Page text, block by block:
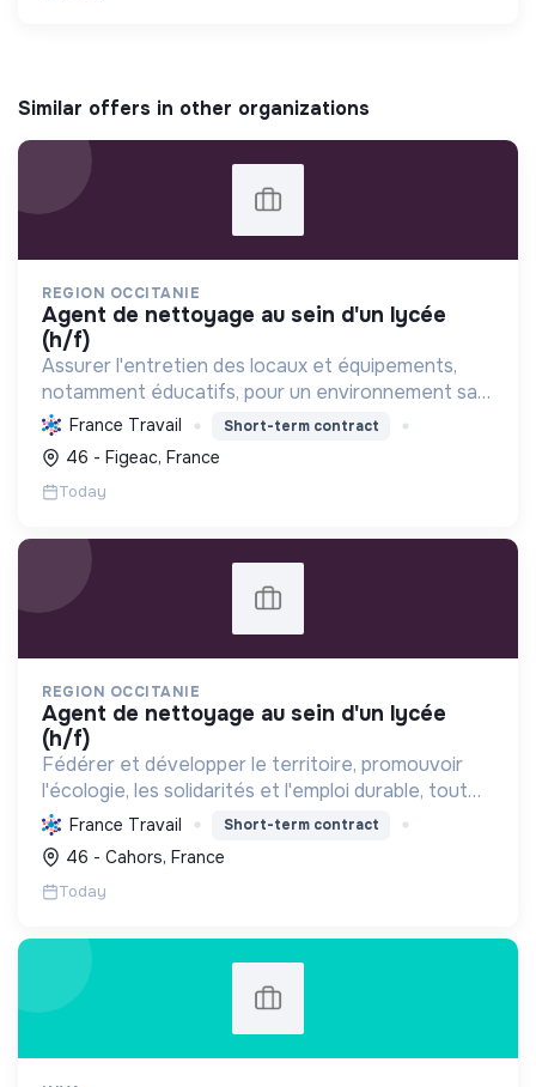
Similar offers in other organizations
REGION OCCITANIE
agent de nettoyage au sein d'un lycée
(h/f)
Assurer l'entretien des locaux et équipements,
notamment éducatifs, pour un environnement sain
et propice au bien-être. Contribuer à la gestion
des ressources et à la durabilité des
infrastructures.
France Travail Short-term contract
46 - Figeac, France
Today
REGION OCCITANIE
agent de nettoyage au sein d'un lycée
(h/f)
Fédérer et développer le territoire, promouvoir
l'écologie, les solidarités et l'emploi durable, tout
en valorisant la culture et le patrimoine.
France Travail Short-term contract
46 - Cahors, France
Today